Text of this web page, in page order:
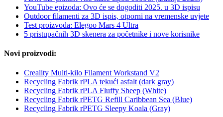
YouTube epizoda: Ovo će se dogoditi 2025. u 3D ispisu
Outdoor filamenti za 3D ispis, otporni na vremenske uvjete
Test proizvoda: Elegoo Mars 4 Ultra
5 pristupačnih 3D skenera za početnike i nove korisnike
Novi proizvodi:
Creality Multi-kilo Filament Workstand V2
Recycling Fabrik rPLA tekući asfalt (dark gray)
Recycling Fabrik rPLA Fluffy Sheep (White)
Recycling Fabrik rPETG Refill Caribbean Sea (Blue)
Recycling Fabrik rPETG Sleepy Koala (Gray)